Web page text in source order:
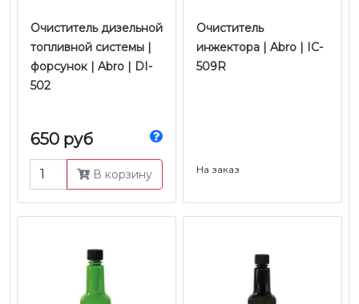
Очиститель дизельной
топливной системы |
форсунок | Abro | DI-
502
650 руб
В корзину
Очиститель
инжектора | Abro | IC-
509R
На заказ